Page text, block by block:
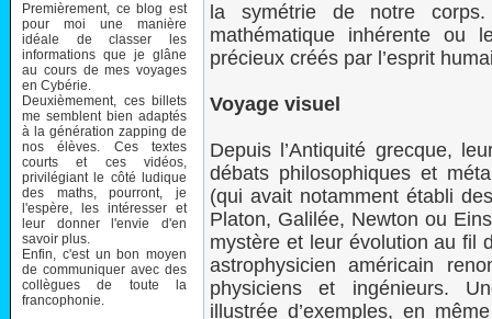
Premièrement, ce blog est
pour moi une manière
idéale de classer les
informations que je glâne
au cours de mes voyages
en Cybérie.
Deuxièmement, ces billets
me semblent bien adaptés
à la génération zapping de
nos élèves. Ces textes
courts et ces vidéos,
privilégiant le côté ludique
des maths, pourront, je
l'espère, les intéresser et
leur donner l'envie d'en
savoir plus.
Enfin, c'est un bon moyen
de communiquer avec des
collègues de toute la
francophonie.
la symétrie de notre
mathématique inhérente ou
précieux créés par l’esprit
Voyage visuel
Depuis l’Antiquité grecque,
débats philosophiques et
(qui avait notamment établi
Platon, Galilée, Newton ou
mystère et leur évolution au fil
astrophysicien américain
physiciens et ingénieurs.
illustrée d’exemples, en